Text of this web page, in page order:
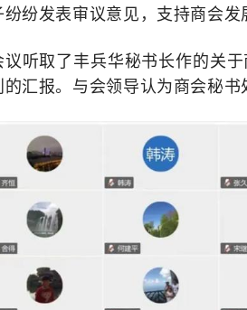
纷纷发表审议意见，支持商会发
议听取了丰兵华秘书长作的关
的汇报。与会领导认为商会秘书